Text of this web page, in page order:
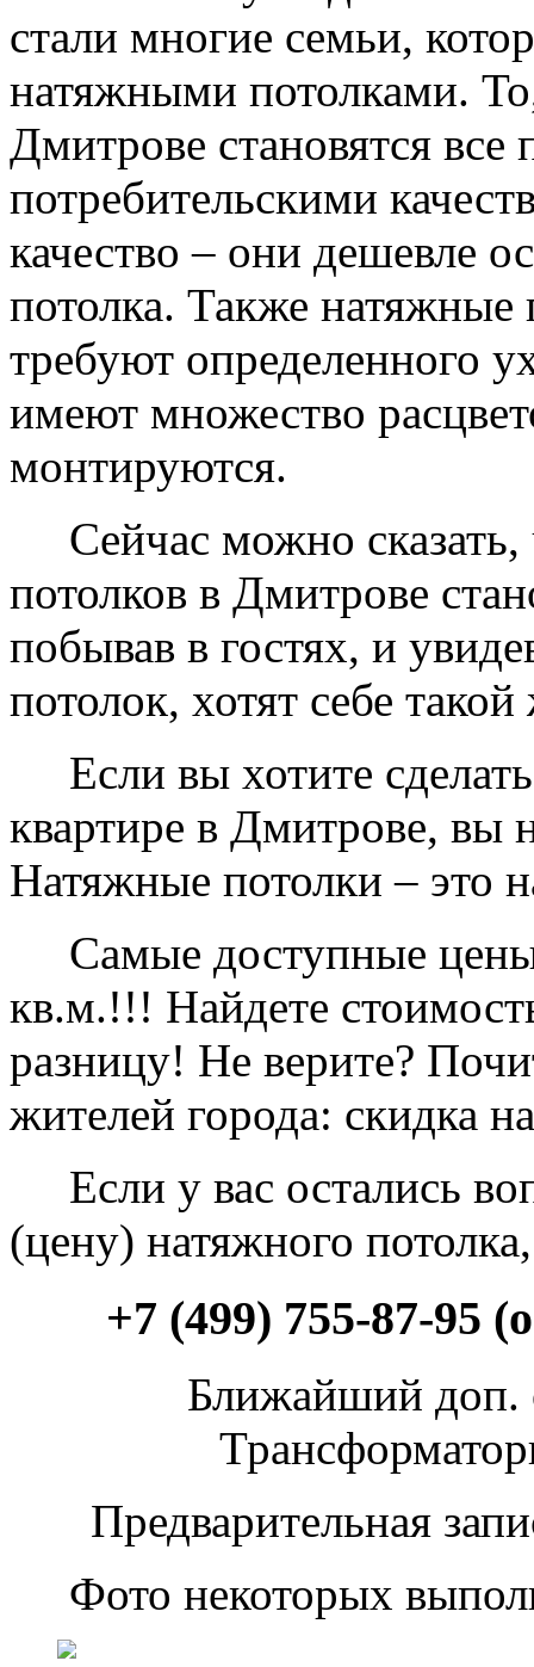
стали многие семьи,
натяжными потолками.
Дмитрове становятся все
потребительскими
качество – они дешевле
потолка. Также
требуют определенного
имеют множество
монтируются.
Сейчас можно
потолков в Дмитрове
побывав в гостях, и
потолок, хотят себе такой
Если вы хотите
квартире в Дмитрове, вы
Натяжные потолки – это
Самые доступные цены
кв.м.!!! Найдете
разницу! Не верите?
жителей города: скидка
Если у вас остались
(цену) натяжного
+7 (499) 755-87-95
Ближайший
Предварительная
Фото некоторых